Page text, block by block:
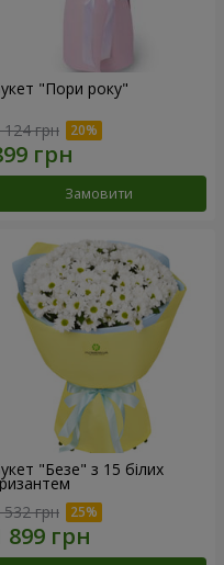
"Пори року"
124 грн
Замовити
"Безе" з 15 білих
532 грн